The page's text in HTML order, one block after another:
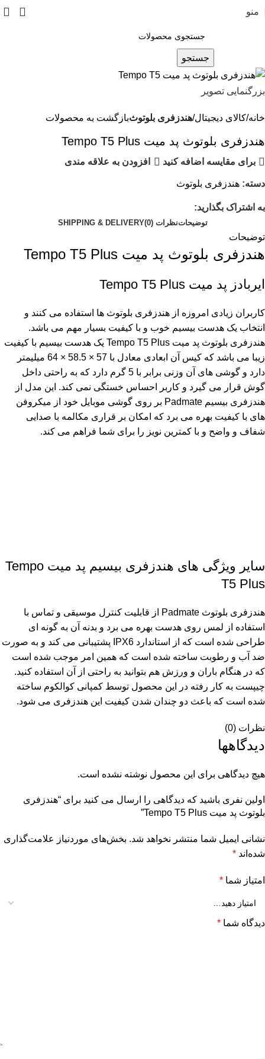
منو
جستجو
بزرگنمایی تصویر
خانه کالای دیجیتال هندزفری بلوتوثبازگشت به محصولات
هندزفری بلوتوث پد میت Tempo T5 Plus
برای مقایسه اضافه کنید افزودن به علاقه مندی
دسته: هندزفری بلوتوث
به اشتراک بگذارید:
توضیحاتنظرات (0) SHIPPING & DELIVERY
توضیحات
هندزفری بلوتوث پد میت Tempo T5 Plus
ایربادز پد میت Tempo T5 Plus
کاربران زیادی امروزه از هندزفری بلوتوث ها استفاده می کنند و
انتخاب یک هدست بیسیم خوب و با کیفیت بسیار مهم می باشد.
هندزفری بلوتوث پد میت Tempo T5 Plus یک هدست بیسیم با کیفیت
زیبا می باشد که کیس آن ابعادی معادل با 57 × 58.5 × 64 میلیمتر
دارد و گوشی های آن وزنی برابر با 5 گرم دارد که به راحتی داخل
گوش قرار می گیرد و کاربر احساس خستگی نمی کند. این مدل از
هندزفری بیسیم Padmate بر روی گوشی موبایل خود از میکروفن
های با کیفیت بهره می برد که امکان بر قراری مکالمه با صدایی
شفاف و واضح و با کمترین نویز را برای شما فراهم می کند.
سایر ویژگی های هندزفری بیسیم پد میت Tempo
T5 Plus
هندزفری بلوتوث Padmate از قابلیت کنترل موسیقی و تماس با
استفاده از لمس روی هدست بهره می برد و بدنه آن به گونه ای
طراحی شده است که از استاندارد IPX6 پشتیبانی می کند و به صورت
ضد آب و رطوبت ساخته شده است که همین امر موجب شده است
که در هنگام باران و ورزش هم بتوانید به راحتی از آن استفاده کنید.
چیپست به کار رفته در این محصول توسط کمپانی کوالکوم ساخته
شده است که باعث دو چندان شدن کیفیت این هندزفری می شود.
نظرات (0)
دیدگاهها
هیچ دیدگاهی برای این محصول نوشته نشده است.
اولین نفری باشید که دیدگاهی را ارسال می کنید برای “هندزفری
بلوتوث پد میت Tempo T5 Plus”
نشانی ایمیل شما منتشر نخواهد شد. بخش‌های موردنیاز علامت‌گذاری
شده‌اند *
امتیاز شما *
دیدگاه شما *